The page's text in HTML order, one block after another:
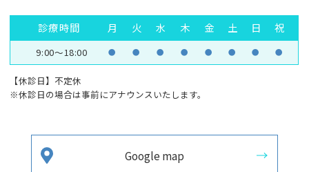
診療時間 月 火 水 木 金 土 日 祝
9:00～18:00 ● ● ● ● ● ● ● ●
【休診日】不定休
※休診日の場合は事前にアナウンスいたします。
Google map